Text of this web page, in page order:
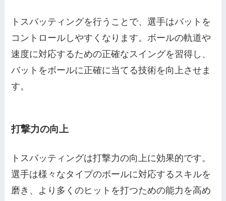
トスバッティングを行うことで、選手はバットを
コントロールしやすくなります。ボールの軌道や
速度に対応するための正確なスイングを習得し、
バットをボールに正確に当てる技術を向上させま
す。
打撃力の向上
トスバッティングは打撃力の向上に効果的です。
選手は様々なタイプのボールに対応するスキルを
磨き、より多くのヒットを打つための能力を高め